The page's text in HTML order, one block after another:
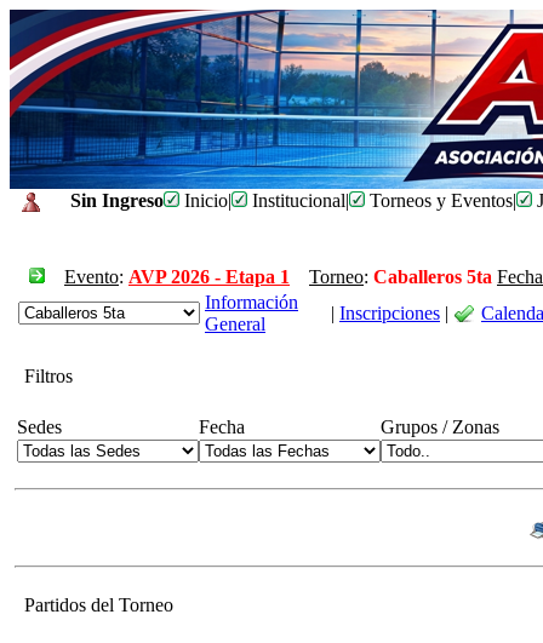
Sin Ingreso Inicio| Institucional| Torneos y Eventos|
Evento: AVP 2026 - Etapa 1 Torneo: Caballeros 5ta
Información
General
| Inscripciones |
Filtros
Sedes Fecha Grupos / Zonas
Partidos del Torneo